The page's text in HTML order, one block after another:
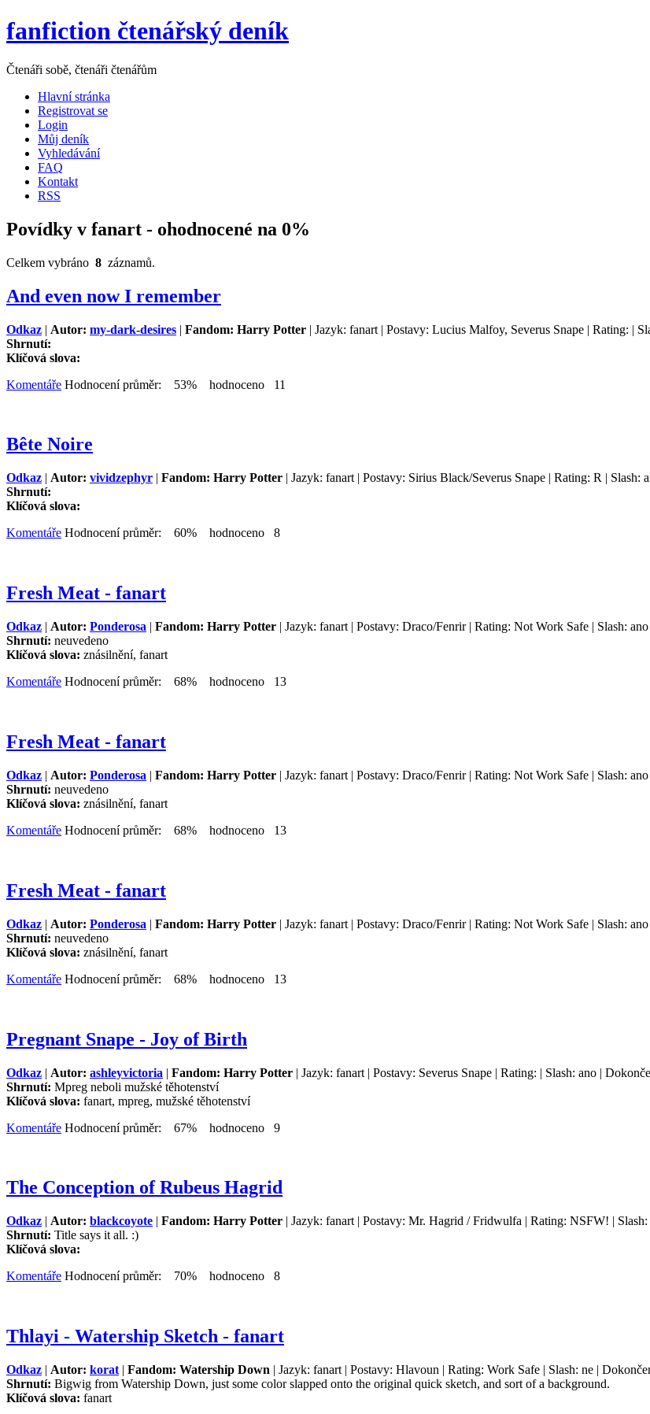
fanfiction čtenářský deník
Čtenáři sobě, čtenáři čtenářům
Hlavní stránka
Registrovat se
Login
Můj deník
Vyhledávání
FAQ
Kontakt
RSS
Povídky v fanart - ohodnocené na 0%
Celkem vybráno 8 záznamů.
And even now I remember
Odkaz | Autor: my-dark-desires | Fandom: Harry Potter | Jazyk: fanart | Postavy: Lucius Malfoy, Severus Snape | Rating: |
Shrnutí:
Klíčová slova:
Komentáře Hodnocení průměr: 53% hodnoceno 11
Bête Noire
Odkaz | Autor: vividzephyr | Fandom: Harry Potter | Jazyk: fanart | Postavy: Sirius Black/Severus Snape | Rating: R | Slash:
Shrnutí:
Klíčová slova:
Komentáře Hodnocení průměr: 60% hodnoceno 8
Fresh Meat - fanart
Odkaz | Autor: Ponderosa | Fandom: Harry Potter | Jazyk: fanart | Postavy: Draco/Fenrir | Rating: Not Work Safe | Slash:
Shrnutí: neuvedeno
Klíčová slova: znásilnění, fanart
Komentáře Hodnocení průměr: 68% hodnoceno 13
Fresh Meat - fanart
Odkaz | Autor: Ponderosa | Fandom: Harry Potter | Jazyk: fanart | Postavy: Draco/Fenrir | Rating: Not Work Safe | Slash:
Shrnutí: neuvedeno
Klíčová slova: znásilnění, fanart
Komentáře Hodnocení průměr: 68% hodnoceno 13
Fresh Meat - fanart
Odkaz | Autor: Ponderosa | Fandom: Harry Potter | Jazyk: fanart | Postavy: Draco/Fenrir | Rating: Not Work Safe | Slash:
Shrnutí: neuvedeno
Klíčová slova: znásilnění, fanart
Komentáře Hodnocení průměr: 68% hodnoceno 13
Pregnant Snape - Joy of Birth
Odkaz | Autor: ashleyvictoria | Fandom: Harry Potter | Jazyk: fanart | Postavy: Severus Snape | Rating: | Slash: ano |
Shrnutí: Mpreg neboli mužské těhotenství
Klíčová slova: fanart, mpreg, mužské těhotenství
Komentáře Hodnocení průměr: 67% hodnoceno 9
The Conception of Rubeus Hagrid
Odkaz | Autor: blackcoyote | Fandom: Harry Potter | Jazyk: fanart | Postavy: Mr. Hagrid / Fridwulfa | Rating: NSFW! |
Shrnutí: Title says it all. :)
Klíčová slova:
Komentáře Hodnocení průměr: 70% hodnoceno 8
Thlayi - Watership Sketch - fanart
Odkaz | Autor: korat | Fandom: Watership Down | Jazyk: fanart | Postavy: Hlavoun | Rating: Work Safe | Slash: ne |
Shrnutí: Bigwig from Watership Down, just some color slapped onto the original quick sketch, and sort of a background.
Klíčová slova: fanart